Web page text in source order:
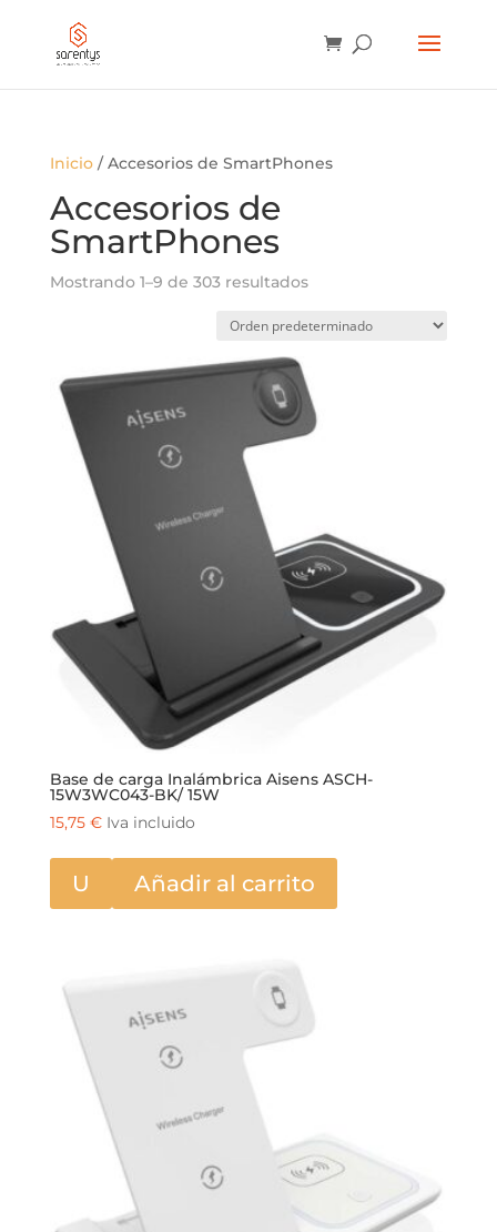
PRODUCTOS
Inicio/ Accesorios de SmartPhones
Accesorios de
SmartPhones
Mostrando 1–9 de 303 resultados
Base de carga Inalámbrica Aisens ASCH-
15W3WC043-BK/ 15W
15,75 € Iva incluido
U Añadir al carrito